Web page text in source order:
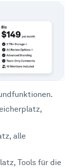
alle
Tools für die